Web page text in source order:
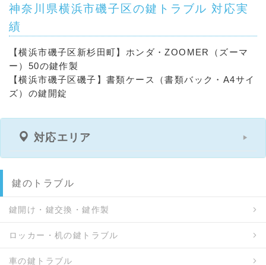
神奈川県横浜市磯子区の鍵トラブル 対応実
績
【横浜市磯子区新杉田町】ホンダ・ZOOMER（ズーマ
ー）50の鍵作製
【横浜市磯子区磯子】書類ケース（書類バック・A4サイ
ズ）の鍵開錠
対応エリア
鍵のトラブル
鍵開け・鍵交換・鍵作製
ロッカー・机の鍵トラブル
車の鍵トラブル